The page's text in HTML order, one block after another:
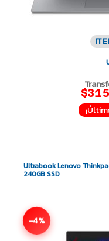
Ultrabook Lenovo
240GB SSD
-4%